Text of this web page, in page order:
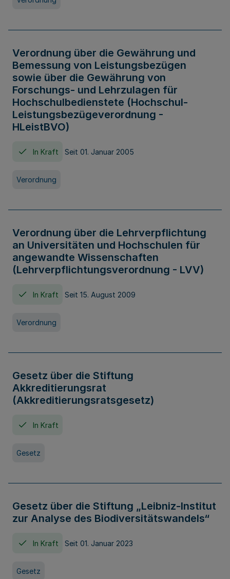
Verordnung über die Gewährung und
Bemessung von Leistungsbezügen
sowie über die Gewährung von
Forschungs- und Lehrzulagen für
Hochschulbedienstete (Hochschul-
Leistungsbezügeverordnung -
HLeistBVO)
In Kraft Seit 01. Januar 2005
Verordnung
Verordnung über die Lehrverpflichtung
an Universitäten und Hochschulen für
angewandte Wissenschaften
(Lehrverpflichtungsverordnung - LVV)
In Kraft Seit 15. August 2009
Verordnung
Gesetz über die Stiftung
Akkreditierungsrat
(Akkreditierungsratsgesetz)
In Kraft
Gesetz
Gesetz über die Stiftung „Leibniz-Institut
zur Analyse des Biodiversitätswandels“
In Kraft Seit 01. Januar 2023
Gesetz